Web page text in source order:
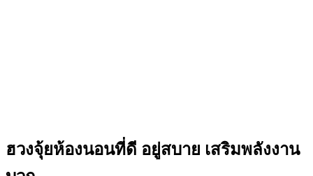
ฮวงจุ้ยห้องนอนที่ดี อยู่สบาย เสริมพลังงาน